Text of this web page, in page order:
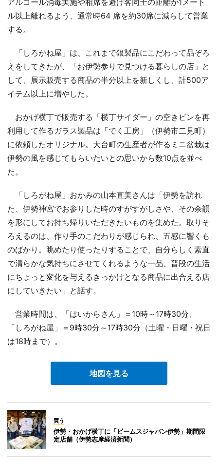
アルコール消毒実施や相席を避け客同士の距離が1メート
ル以上離れるよう、通常時64 席を約30席に減らして営業
する。
「しろがね屋」は、これまで銀製品にこだわって品ぞろ
えをしてきたが、「お伊勢参りで見つける暮らしの店」と
して、展示販売する商品の半分以上を新しくし、計500ア
イテム以上に増やした。
おかげ横丁で販売する「横丁サイダー」の空きビンを再
利用して作るガラス製品は「でく工房」（伊勢市二見町）
に依頼したオリジナル。大台町の生産者が作るミニ盆栽は
伊勢の風を感じてもらいたいとの思いから数10点を並べ
た。
「しろがね屋」おかみの山本直美さんは「伊勢を訪れ
た、伊勢神宮でお参りした時のすがすがしさや、その余韻
を形にしてお持ち帰りいただきたいものを集めた。取りそ
ろえるのは、作り手のこだわりが感じられ、五感に響くも
のばかり。眺めたり使ったりすることで、自分らしく素直
で清らかな気持ちにさせてくれるような一品、普段の生活
にちょっと変化を与えるきっかけとなる商品に出合える店
にしていきたい」と話す。
営業時間は、「はいからさん」＝10時～17時30分、
「しろがね屋」＝9時30分～17時30分（土曜・日曜・祝日
は18時まで）。
地図を見る
買う
伊勢・おかげ横丁に「ビームスジャパン伊勢」期間限
定店舗（伊勢志摩経済新聞）